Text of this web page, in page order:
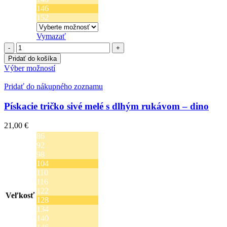
146
152
Vymazať
množstvo
Pískacie
tričko
zelené
s
dlhým
rukávom
-
Pridať do košíka
Výber možnostíTento
má
variantov.
Možnosti
môžete
stránke
produktu.
Pridať do nákupného zoznamu
Pískacie tričko sivé melé s dlhým rukávom – dino
21,00 €
Veľkosť
86
92
98
104
110
116
122
128
134
140